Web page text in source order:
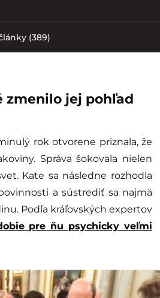
(389)
zmenilo jej pohľad
rok otvorene priznala, že
Správa šokovala nielen
Kate sa následne rozhodla
a sústrediť sa najmä
Podľa kráľovských expertov
pre ňu psychicky veľmi